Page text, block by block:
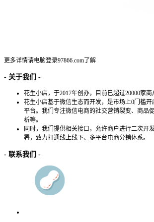
更多详情请电脑登录97866.com 了解
- 关于我们 -
花生小店，于2017年创办，目前已超过20000家商
花生小店基于微信生态而开发，是市场上0门槛开
平台。我们专注微信电商的社交营销裂变、商品
析等。
同时，我们提供相关接口，允许商户进行二次开
署，致力打通线上线下、多平台电商分销体系。
- 联系我们 -